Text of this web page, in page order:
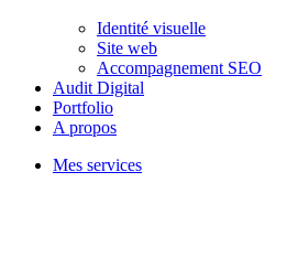
Identité visuelle
Site web
Accompagnement SEO
Audit Digital
Portfolio
A propos
Mes services